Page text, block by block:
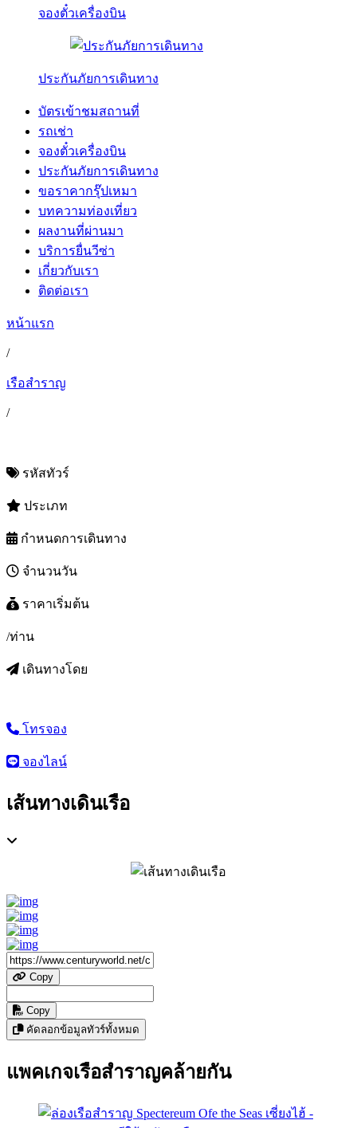
จองตั๋วเครื่องบิน
ประกันภัยการเดินทาง
บัตรเข้าชมสถานที่
รถเช่า
จองตั๋วเครื่องบิน
ประกันภัยการเดินทาง
ขอราคากรุ๊ปเหมา
บทความท่องเที่ยว
ผลงานที่ผ่านมา
บริการยื่นวีซ่า
เกี่ยวกับเรา
ติดต่อเรา
หน้าแรก
/
เรือสำราญ
/
รหัสทัวร์
ประเภท
กำหนดการเดินทาง
จำนวนวัน
ราคาเริ่มต้น
/ท่าน
เดินทางโดย
โทรจอง
จองไลน์
เส้นทางเดินเรือ
Copy
Copy
คัดลอกข้อมูลทัวร์ทั้งหมด
แพคเกจเรือสำราญคล้ายกัน